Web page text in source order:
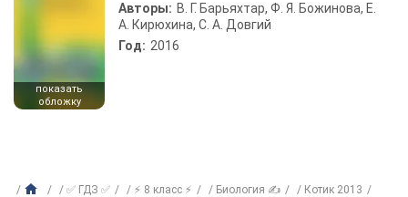
показать
обложку
Авторы: В. Г. Барьяхтар, Ф. Я. Божинова, Е.
А. Кирюхина, С. А. Довгий
Год: 2016
✅ ГДЗ ✅ ⚡ 8 класс ⚡ Биология ✍
Котик 2013